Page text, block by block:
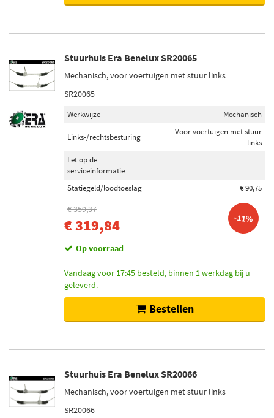
Stuurhuis Era Benelux SR20065
Mechanisch, voor voertuigen met stuur links
SR20065
Werkwijze Mechanisch
Links-/rechtsbesturing
Voor voertuigen met stuur
links
Let op de
serviceinformatie
Statiegeld/loodtoeslag
€ 90,75
€ 359,37
€ 319,84 -11%
Op voorraad
Vandaag voor 17:45 besteld, binnen 1 werkdag bij u
geleverd.
Bestellen
Stuurhuis Era Benelux SR20066
Mechanisch, voor voertuigen met stuur links
SR20066